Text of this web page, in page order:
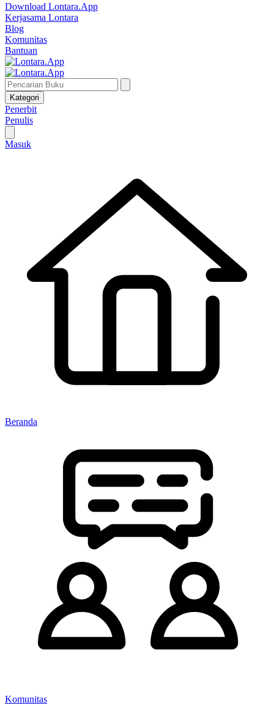
Download Lontara.App
Kerjasama Lontara
Blog
Komunitas
Bantuan
Kategori
Penerbit
Penulis
Masuk
Beranda
Komunitas